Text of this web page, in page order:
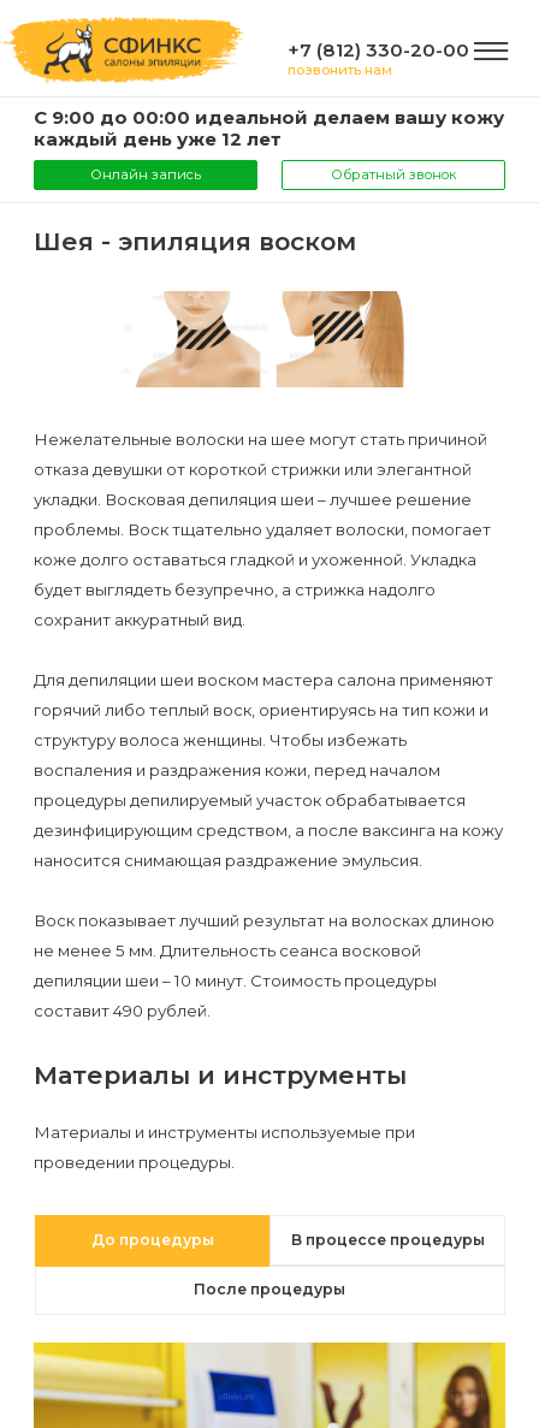
+7 (812) 330-20-00
позвонить нам
С 9:00 до 00:00 идеальной делаем вашу кожу
каждый день уже 12 лет
Онлайн запись Обратный звонок
ГЛАВНАЯ
Эпиляция
воском
Шугаринг
Мужская
депиляция
Бикини-
КОМПАНИЯ
Мастера
Отзывы
Материалы
инструменты
Оборудование
Партнерство
Администраторы
Контакты
Фото
Видео
Вопросы-
ответы
Статьи
Блог
Форум
сайта
ВАЖНО
Подготовка
к
процедуре
воском
или
сахаром
Эпиляция
Сфинксе
и
Формула-1
первый
раз
перед
событием
к
эпиляции
КОНТАКТЫ
Шея - эпиляция воском
Нежелательные волоски на шее могут стать причиной
отказа девушки от короткой стрижки или элегантной
укладки. Восковая депиляция шеи – лучшее решение
проблемы. Воск тщательно удаляет волоски, помогает
коже долго оставаться гладкой и ухоженной. Укладка
будет выглядеть безупречно, а стрижка надолго
сохранит аккуратный вид.
Для депиляции шеи воском мастера салона применяют
горячий либо теплый воск, ориентируясь на тип кожи и
структуру волоса женщины. Чтобы избежать
воспаления и раздражения кожи, перед началом
процедуры депилируемый участок обрабатывается
дезинфицирующим средством, а после ваксинга на кожу
наносится снимающая раздражение эмульсия.
Воск показывает лучший результат на волосках длиною
не менее 5 мм. Длительность сеанса восковой
депиляции шеи – 10 минут. Стоимость процедуры
составит 490 рублей.
Материалы и инструменты
Материалы и инструменты используемые при
проведении процедуры.
До процедуры В процессе процедуры
После процедуры